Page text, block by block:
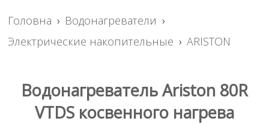
Головна › Водонагреватели ›
Электрические накопительные › ARISTON
Водонагреватель Ariston 80R
VTDS косвенного нагрева